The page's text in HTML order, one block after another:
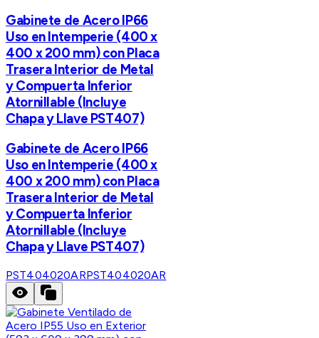
Gabinete de Acero IP66
Uso en Intemperie (400 x
400 x 200 mm) con Placa
Trasera Interior de Metal
y Compuerta Inferior
Atornillable (Incluye
Chapa y Llave PST407)
Gabinete de Acero IP66
Uso en Intemperie (400 x
400 x 200 mm) con Placa
Trasera Interior de Metal
y Compuerta Inferior
Atornillable (Incluye
Chapa y Llave PST407)
PST404020ARPST404020AR